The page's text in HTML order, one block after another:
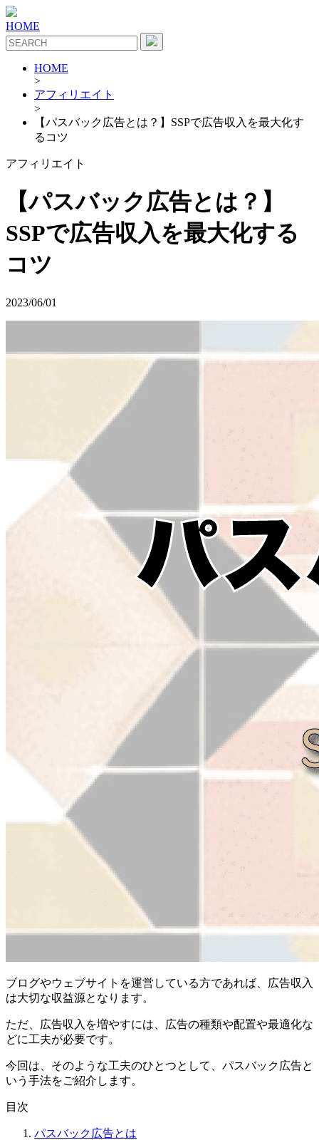
HOME
HOME
>
アフィリエイト
>
【パスバック広告とは？】SSPで広告収入を最大化す
るコツ
アフィリエイト
【パスバック広告とは？】
SSPで広告収入を最大化する
コツ
2023/06/01
ブログやウェブサイトを運営している方であれば、広告収入
は大切な収益源となります。
ただ、広告収入を増やすには、広告の種類や配置や最適化な
どに工夫が必要です。
今回は、そのような工夫のひとつとして、パスバック広告と
いう手法をご紹介します。
目次
パスバック広告とは